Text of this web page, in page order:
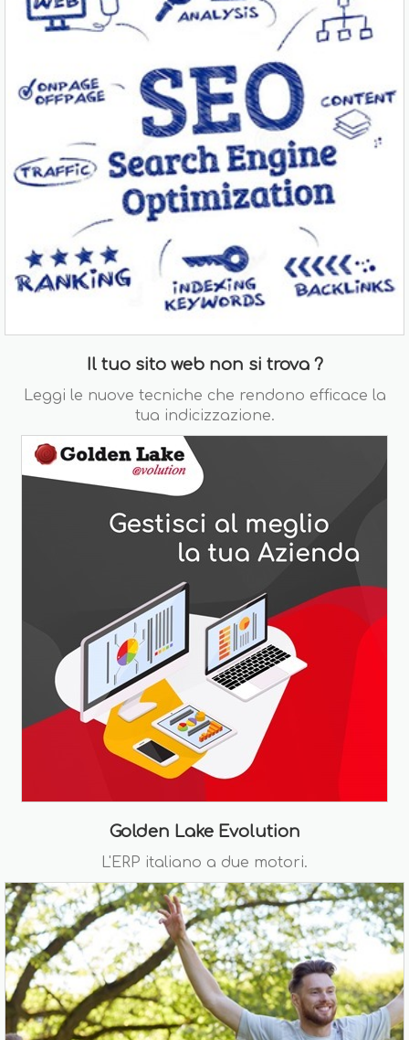
Il tuo sito web non si trova ?
Leggi le nuove tecniche che rendono efficace la
tua indicizzazione.
Golden Lake Evolution
L'ERP italiano a due motori.